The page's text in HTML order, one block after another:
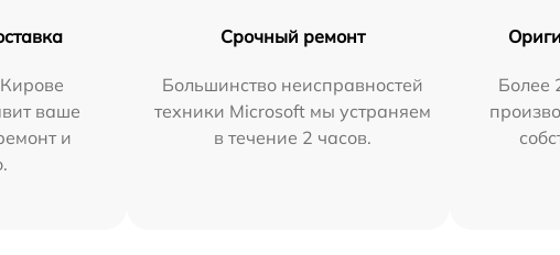
ваше
и
Срочный ремонт
Большинство неисправностей
техники Microsoft мы устраняем
в течение 2 часов.
Более